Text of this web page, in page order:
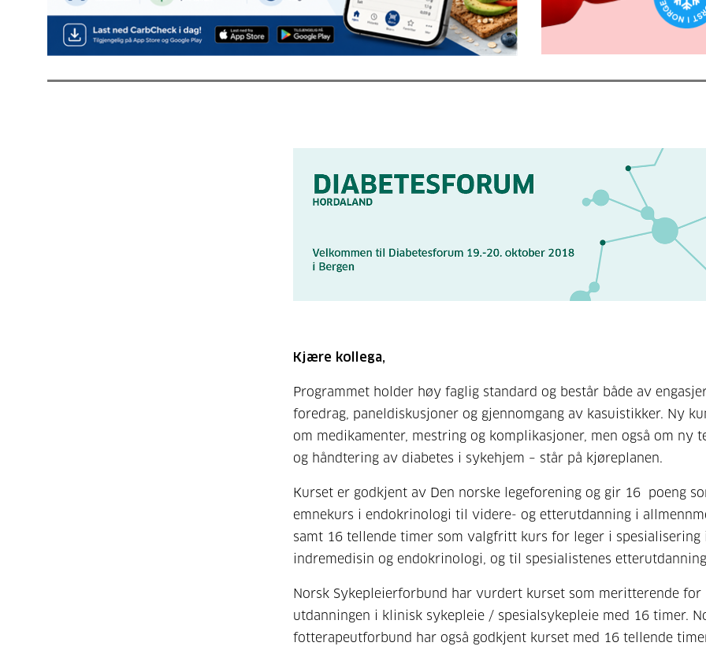
Kjære kollega,
Programmet holder høy faglig standard og består både av
foredrag, paneldiskusjoner og gjennomgang av kasuistikker. Ny
om medikamenter, mestring og komplikasjoner, men også om ny
og håndtering av diabetes i sykehjem – står på kjøreplanen.
Kurset er godkjent av Den norske legeforening og gir 16 poeng
emnekurs i endokrinologi til videre- og etterutdanning i
samt 16 tellende timer som valgfritt kurs for leger i spesialisering i
indremedisin og endokrinologi, og til spesialistenes
Norsk Sykepleierforbund har vurdert kurset som meritterende for
utdanningen i klinisk sykepleie / spesialsykepleie med 16 timer.
fotterapeutforbund har også godkjent kurset med 16 tellende